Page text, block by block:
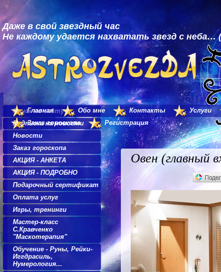
Даже в свой звездный час
Не каждому удается нахватать звезд с неба…
Главная Обо мне Контакты
Услуги
Заказ гороскопа
Регистрация
Поиск по сайту
Подписка на новости
Новости
Заказ гороскопа
АКЦИЯ - АНКЕТА
АКЦИЯ - ПОДРОБНО
Подарочный сертификат
Оплата услуг
Игры, тренинги
Мастер-класс
С.Кравченко
"Маскотерапия"
Обучение - Руны, Рейки-
Иггдрасиль,
Нумерология...
Овен (главный